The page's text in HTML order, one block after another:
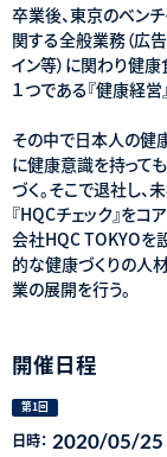
卒業後、東京のベン
関する全般業務（広告
イン等）に関わり健
１つである『健康経
その中で日本人の健
に健康意識を持って
づく。そこで退社し
『HQCチェック』を
会社HQC TOKYOを
的な健康づくりの人
業の展開を行う。
開催日程
第1回
日時： 2020/05/25